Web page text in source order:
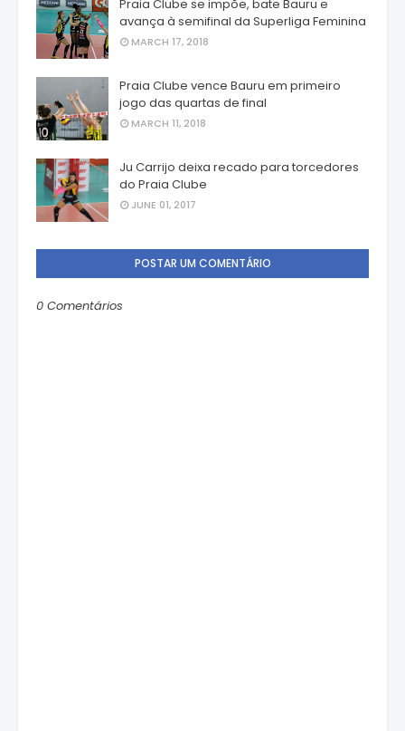
Praia Clube se impõe, bate Bauru e
avança à semifinal da Superliga Feminina
MARCH 17, 2018
Praia Clube vence Bauru em primeiro
jogo das quartas de final
MARCH 11, 2018
Ju Carrijo deixa recado para torcedores
do Praia Clube
JUNE 01, 2017
POSTAR UM COMENTÁRIO
0 Comentários